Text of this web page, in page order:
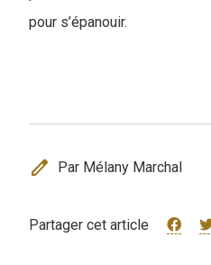
pour s’épanouir.
edit Par Mélany Marchal
Partager cet article